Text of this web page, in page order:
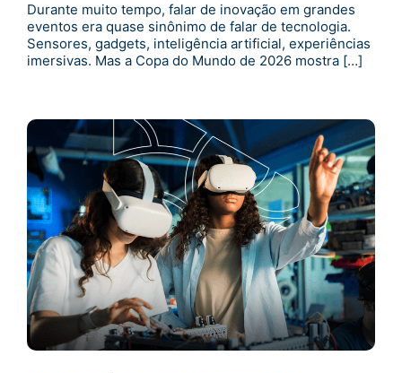
Durante muito tempo, falar de inovação em grandes
eventos era quase sinônimo de falar de tecnologia.
Sensores, gadgets, inteligência artificial, experiências
imersivas. Mas a Copa do Mundo de 2026 mostra […]